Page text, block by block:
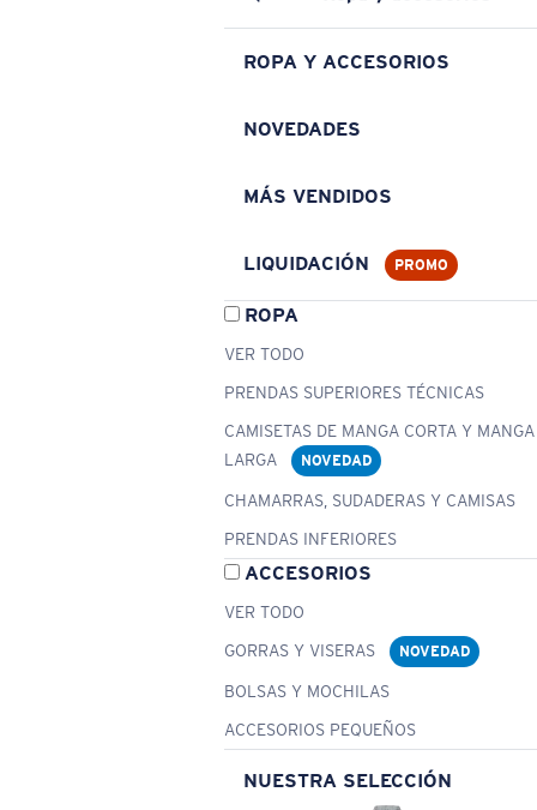
ROPA Y ACCESORIOS
NOVEDADES
MÁS VENDIDOS
LIQUIDACIÓN PROMO
ROPA
VER TODO
PRENDAS SUPERIORES TÉCNICAS
CAMISETAS DE MANGA CORTA Y MANGA
LARGA
NOVEDAD
CHAMARRAS, SUDADERAS Y CAMISAS
PRENDAS INFERIORES
ACCESORIOS
VER TODO
GORRAS Y VISERAS
NOVEDAD
BOLSAS Y MOCHILAS
ACCESORIOS PEQUEÑOS
NUESTRA SELECCIÓN